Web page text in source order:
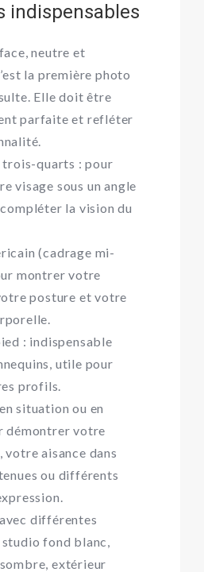
indispensables
neutre et
la première photo
Elle doit être
parfaite et refléter
quarts : pour
visage sous un angle
la vision du
(cadrage mi-
montrer votre
posture et votre
: indispensable
utile pour
profils.
situation ou en
démontrer votre
votre aisance dans
ou différents
différentes
fond blanc,
extérieur